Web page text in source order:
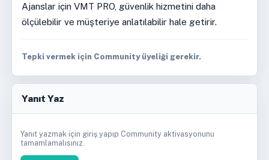
Ajanslar için VMT PRO, güvenlik hizmetini daha
ölçülebilir ve müşteriye anlatılabilir hale getirir.
Tepki vermek için Community üyeliği gerekir.
Yanıt Yaz
Yanıt yazmak için giriş yapıp Community aktivasyonunu
tamamlamalısınız.